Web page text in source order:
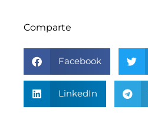
Comparte
Facebook
LinkedIn